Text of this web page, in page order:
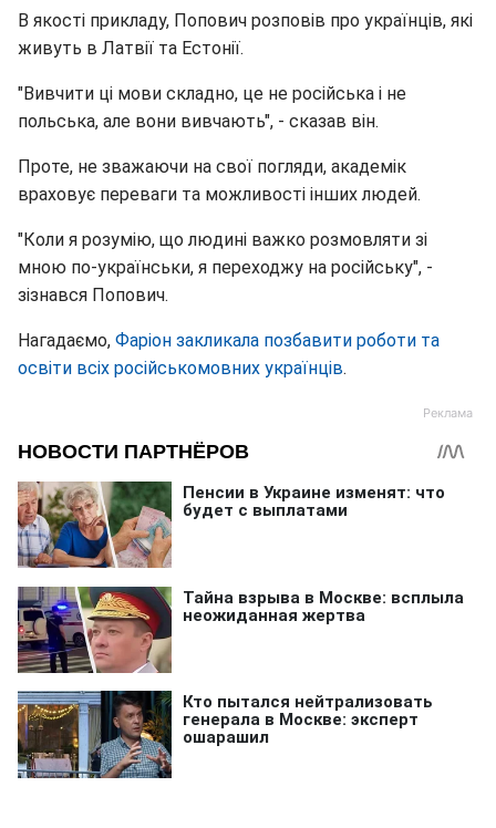
В якості прикладу, Попович розповів про українців, які
живуть в Латвії та Естонії.
"Вивчити ці мови складно, це не російська і не
польська, але вони вивчають", - сказав він.
Проте, не зважаючи на свої погляди, академік
враховує переваги та можливості інших людей.
"Коли я розумію, що людині важко розмовляти зі
мною по-українськи, я переходжу на російську", -
зізнався Попович.
Нагадаємо, Фаріон закликала позбавити роботи та
освіти всіх російськомовних українців.